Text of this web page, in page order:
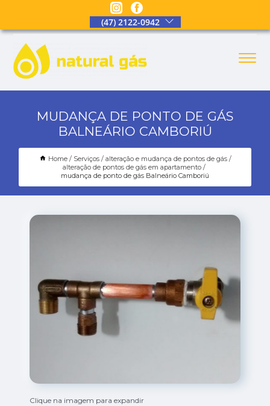
(47) 2122-0942
MUDANÇA DE PONTO DE GÁS
BALNEÁRIO CAMBORIÚ
Home Serviços
alteração e mudança de pontos de gás
alteração de pontos de gás em apartamento
mudança de ponto de gás Balneário Camboriú
Clique na imagem para expandir